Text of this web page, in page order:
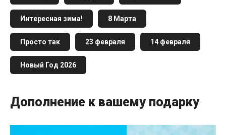
Интересная зима! 8 Марта
Просто так 23 февраля 14 февраля
Новый Год 2026
Дополнение к вашему подарку